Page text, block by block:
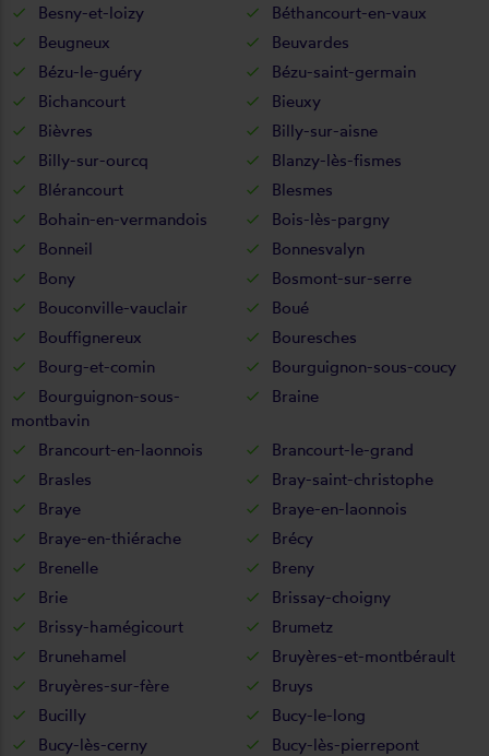
Besny-et-loizy
Béthancourt-en-vaux
Beugneux
Beuvardes
Bézu-le-guéry
Bézu-saint-germain
Bichancourt
Bieuxy
Bièvres
Billy-sur-aisne
Billy-sur-ourcq
Blanzy-lès-fismes
Blérancourt
Blesmes
Bohain-en-vermandois
Bois-lès-pargny
Bonneil
Bonnesvalyn
Bony
Bosmont-sur-serre
Bouconville-vauclair
Boué
Bouffignereux
Bouresches
Bourg-et-comin
Bourguignon-sous-coucy
Bourguignon-sous-
montbavin
Braine
Brancourt-en-laonnois
Brancourt-le-grand
Brasles
Bray-saint-christophe
Braye
Braye-en-laonnois
Braye-en-thiérache
Brécy
Brenelle
Breny
Brie
Brissay-choigny
Brissy-hamégicourt
Brumetz
Brunehamel
Bruyères-et-montbérault
Bruyères-sur-fère
Bruys
Bucilly
Bucy-le-long
Bucy-lès-cerny
Bucy-lès-pierrepont